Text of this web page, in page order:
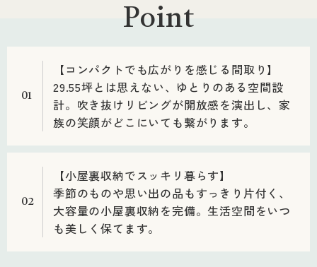
Point
01
【コンパクトでも広がりを感じる間取り】
29.55坪とは思えない、ゆとりのある空間設
計。吹き抜けリビングが開放感を演出し、家
族の笑顔がどこにいても繋がります。
02
【小屋裏収納でスッキリ暮らす】
季節のものや思い出の品もすっきり片付く、
大容量の小屋裏収納を完備。生活空間をいつ
も美しく保てます。